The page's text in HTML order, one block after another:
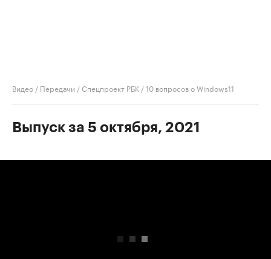
Видео / Передачи /Спецпроект РБК /10 вопросов о Windows11
Выпуск за 5 октября, 2021